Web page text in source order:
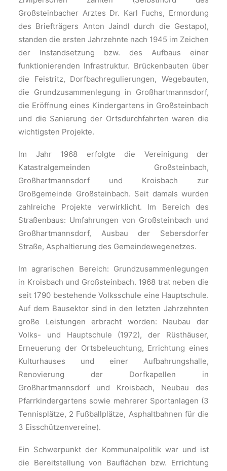
Großsteinbacher Arztes Dr. Karl Fuchs, Ermordung
des Briefträgers Anton Jaindl durch die Gestapo),
standen die ersten Jahrzehnte nach 1945 im Zeichen
der Instandsetzung bzw. des Aufbaus einer
funktionierenden Infrastruktur. Brückenbauten über
die Feistritz, Dorfbachregulierungen, Wegebauten,
die Grundzusammenlegung in Großhartmannsdorf,
die Eröffnung eines Kindergartens in Großsteinbach
und die Sanierung der Ortsdurchfahrten waren die
wichtigsten Projekte.
Im Jahr 1968 erfolgte die Vereinigung der
Katastralgemeinden Großsteinbach,
Großhartmannsdorf und Kroisbach zur
Großgemeinde Großsteinbach. Seit damals wurden
zahlreiche Projekte verwirklicht. Im Bereich des
Straßenbaus: Umfahrungen von Großsteinbach und
Großhartmannsdorf, Ausbau der Sebersdorfer
Straße, Asphaltierung des Gemeindewegenetzes.
Im agrarischen Bereich: Grundzusammenlegungen
in Kroisbach und Großsteinbach. 1968 trat neben die
seit 1790 bestehende Volksschule eine Hauptschule.
Auf dem Bausektor sind in den letzten Jahrzehnten
große Leistungen erbracht worden: Neubau der
Volks- und Hauptschule (1972), der Rüsthäuser,
Erneuerung der Ortsbeleuchtung, Errichtung eines
Kulturhauses und einer Aufbahrungshalle,
Renovierung der Dorfkapellen in
Großhartmannsdorf und Kroisbach, Neubau des
Pfarrkindergartens sowie mehrerer Sportanlagen (3
Tennisplätze, 2 Fußballplätze, Asphaltbahnen für die
3 Eisschützenvereine).
Ein Schwerpunkt der Kommunalpolitik war und ist
die Bereitstellung von Bauflächen bzw. Errichtung